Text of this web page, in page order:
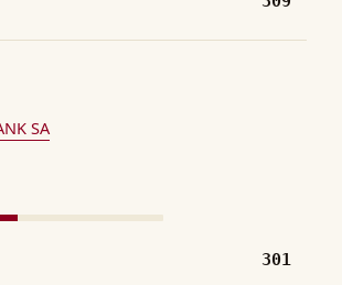
SA
301